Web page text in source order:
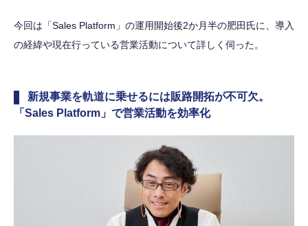
今回は「Sales Platform」の運用開始後2か月半の肥田氏に、導入
の経緯や現在行っている営業活動について詳しく伺った。
新規事業を軌道に乗せるには販路開拓が不可欠。
「Sales Platform」で営業活動を効率化